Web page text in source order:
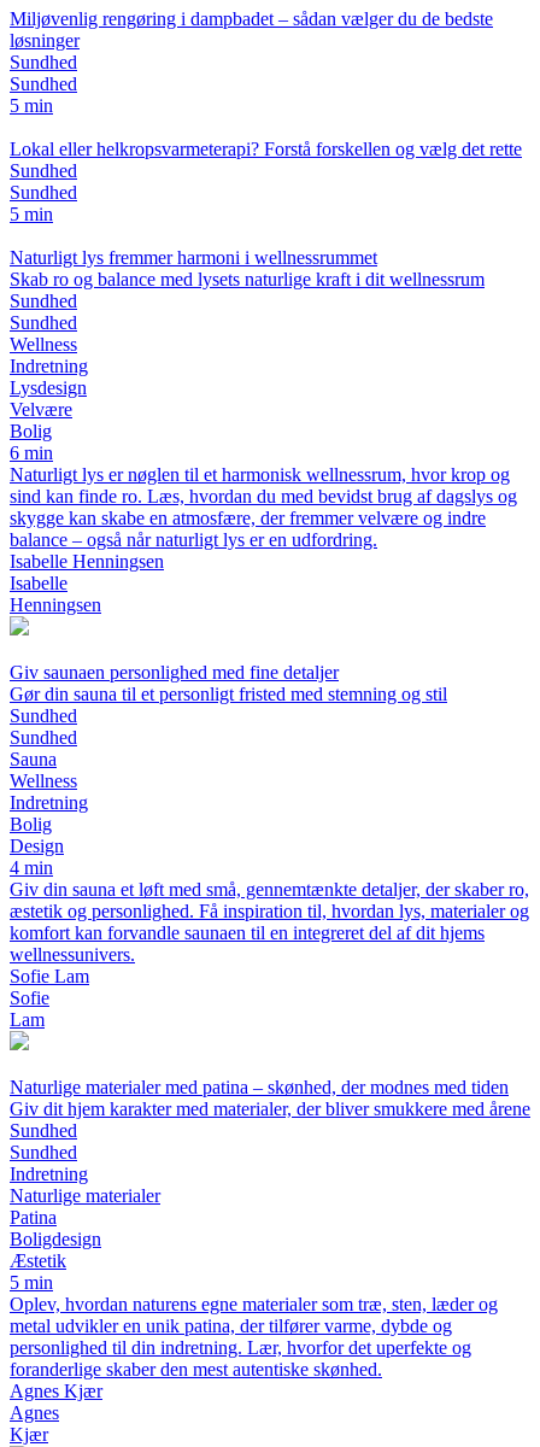
Miljøvenlig rengøring i dampbadet – sådan vælger du de bedste
løsninger
Sundhed
Sundhed
5 min
Lokal eller helkropsvarmeterapi? Forstå forskellen og vælg det rette
Sundhed
Sundhed
5 min
Naturligt lys fremmer harmoni i wellnessrummet
Skab ro og balance med lysets naturlige kraft i dit wellnessrum
Sundhed
Sundhed
Wellness
Indretning
Lysdesign
Velvære
Bolig
6 min
Naturligt lys er nøglen til et harmonisk wellnessrum, hvor krop og
sind kan finde ro. Læs, hvordan du med bevidst brug af dagslys og
skygge kan skabe en atmosfære, der fremmer velvære og indre
balance – også når naturligt lys er en udfordring.
Isabelle Henningsen
Isabelle
Henningsen
Giv saunaen personlighed med fine detaljer
Gør din sauna til et personligt fristed med stemning og stil
Sundhed
Sundhed
Sauna
Wellness
Indretning
Bolig
Design
4 min
Giv din sauna et løft med små, gennemtænkte detaljer, der skaber ro,
æstetik og personlighed. Få inspiration til, hvordan lys, materialer og
komfort kan forvandle saunaen til en integreret del af dit hjems
wellnessunivers.
Sofie Lam
Sofie
Lam
Naturlige materialer med patina – skønhed, der modnes med tiden
Giv dit hjem karakter med materialer, der bliver smukkere med årene
Sundhed
Sundhed
Indretning
Naturlige materialer
Patina
Boligdesign
Æstetik
5 min
Oplev, hvordan naturens egne materialer som træ, sten, læder og
metal udvikler en unik patina, der tilfører varme, dybde og
personlighed til din indretning. Lær, hvorfor det uperfekte og
foranderlige skaber den mest autentiske skønhed.
Agnes Kjær
Agnes
Kjær